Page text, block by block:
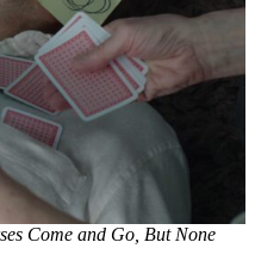
Come and Go, But None